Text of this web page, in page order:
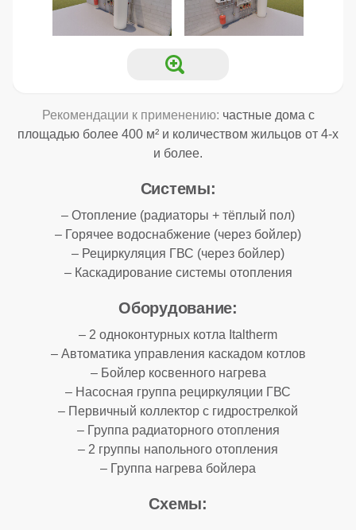
Рекомендации к применению: частные дома с
площадью более 400 м² и количеством жильцов от 4-х
и более.
Системы:
– Отопление (радиаторы + тёплый пол)
– Горячее водоснабжение (через бойлер)
– Рециркуляция ГВС (через бойлер)
– Каскадирование системы отопления
Оборудование:
– 2 одноконтурных котла Italtherm
– Автоматика управления каскадом котлов
– Бойлер косвенного нагрева
– Насосная группа рециркуляции ГВС
– Первичный коллектор с гидрострелкой
– Группа радиаторного отопления
– 2 группы напольного отопления
– Группа нагрева бойлера
Схемы: